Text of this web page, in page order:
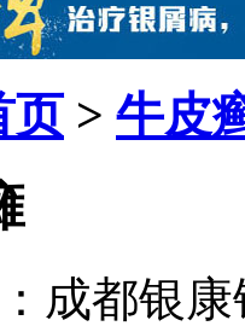
页> 牛皮
：成都银